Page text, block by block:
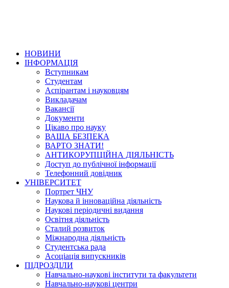
НОВИНИ
ІНФОРМАЦІЯ
Вступникам
Студентам
Аспірантам і науковцям
Викладачам
Вакансії
Документи
Цікаво про науку
ВАША БЕЗПЕКА
ВАРТО ЗНАТИ!
АНТИКОРУПЦІЙНА ДІЯЛЬНІСТЬ
Доступ до публічної інформації
Телефонний довідник
УНІВЕРСИТЕТ
Портрет ЧНУ
Наукова й інноваційна діяльність
Наукові періодичні видання
Освітня діяльність
Сталий розвиток
Міжнародна діяльність
Студентська рада
Асоціація випускників
ПІДРОЗДІЛИ
Навчально-наукові інститути та факультети
Навчально-наукові центри